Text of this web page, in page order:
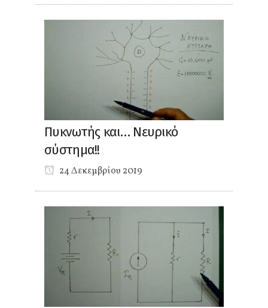
Πυκνωτής και… Νευρικό
σύστημα!!
24 Δεκεμβρίου 2019